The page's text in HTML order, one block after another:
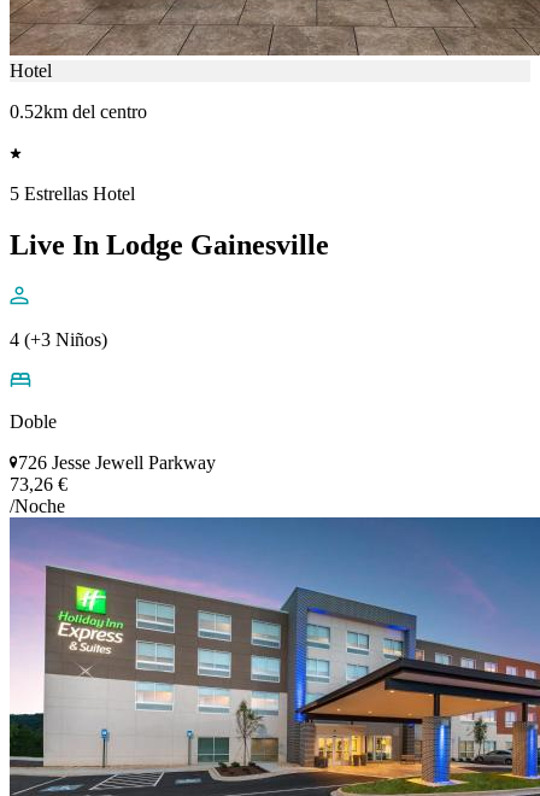
Hotel
0.52km del centro
5 Estrellas Hotel
Live In Lodge Gainesville
4 (+3 Niños)
Doble
726 Jesse Jewell Parkway
73,26 €
/Noche